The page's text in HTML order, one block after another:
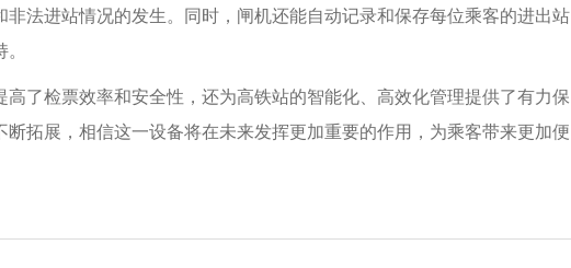
法进站情况的发生。同时，闸机还能自动记录和保存每位乘客的进出站
了检票效率和安全性，还为高铁站的智能化、高效化管理提供了有力保
拓展，相信这一设备将在未来发挥更加重要的作用，为乘客带来更加便